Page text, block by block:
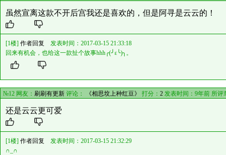
虽然宣离这款不开后宫我还是喜欢的，但是阿寻是云云的！
[1楼] 作者回复 发表时间：2017-03-15 21:33:18
回来有机会，也给这一款扯个故事hhh╭(╯ε╰)╮。
№12 网友： 刷刷有更新 评论： 《相思坟上种红豆》 打分： 2 发表时间：9年前 所评
还是云云更可爱
[1楼] 作者回复 发表时间：2017-03-15 21:32:29
∩_∩